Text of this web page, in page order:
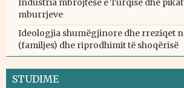
Industria mbrojtëse e Turqisë dhe pikat
mburrjeve
Ideologjia shumëgjinore dhe rreziqet
(familjes) dhe riprodhimit të shoqërisë
STUDIME